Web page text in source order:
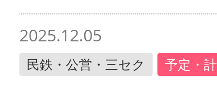
2025.12.05
民鉄・公営・三セク 予定・